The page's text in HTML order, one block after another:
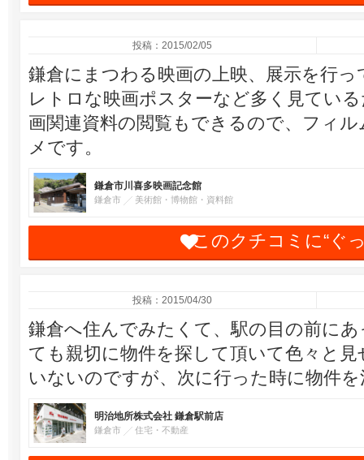
投稿：2015/02/05
鎌倉にまつわる映画の上映、展示を行
レトロな映画ポスターなど多く見てい
画関連資料の閲覧もできるので、フィ
メです。
鎌倉市川喜多映画記念館
鎌倉市 美術館・博物館・資料館
このクチコミに“ぐ
投稿：2015/04/30
鎌倉へ住んでみたくて、駅の目の前に
ても親切に物件を探して頂いて色々と
いないのですが、次に行った時に物件
明治地所株式会社 鎌倉駅前店
鎌倉市 住宅・不動産